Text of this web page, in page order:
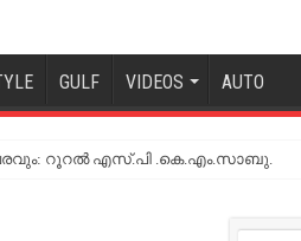
GULF VIDEOS AUTO
റൂറൽ എസ്.പി .കെ.എം.സാബു.